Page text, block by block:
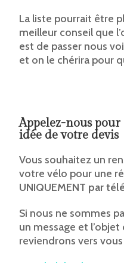
La liste pourrait être
meilleur conseil que
est de passer nous
et on le chérira pour
Appelez-nous
idée de votre devis
Vous souhaitez un
votre vélo pour une
UNIQUEMENT par
Si nous ne sommes
un message et
reviendrons vers